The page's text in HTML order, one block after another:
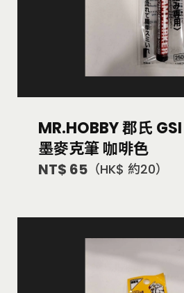
MR.HOBBY 郡氏
墨麥克筆 咖啡色
NT$ 65 （HK$ 約20）